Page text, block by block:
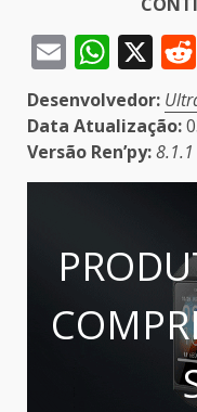
EmailX
Desenvolvedor:
Data Atualização:
Versão Ren’py: